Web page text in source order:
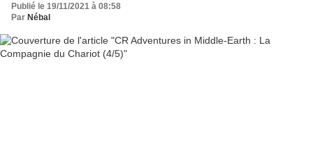
Publié le 19/11/2021 à 08:58
Par Nébal